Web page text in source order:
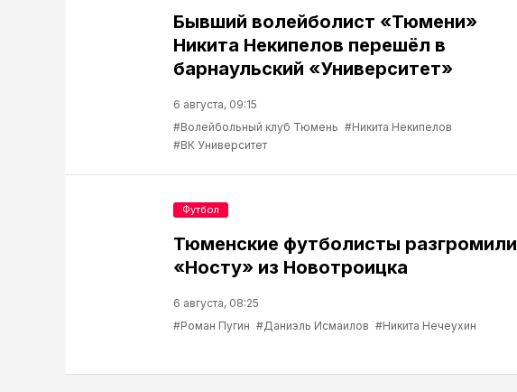
Бывший волейболист «Тюмени»
Никита Некипелов перешёл в
барнаульский «Университет»
6 августа, 09:15
#Волейбольный клуб Тюмень #Никита Некипелов
#ВК Университет
Тюменские футболисты разгромили
«Носту» из Новотроицка
6 августа, 08:25
#Роман Пугин #Даниэль Исмаилов #Никита Нечеухин
Футбол